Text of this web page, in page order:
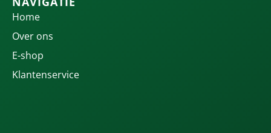
Home
Over ons
E-shop
Klantenservice